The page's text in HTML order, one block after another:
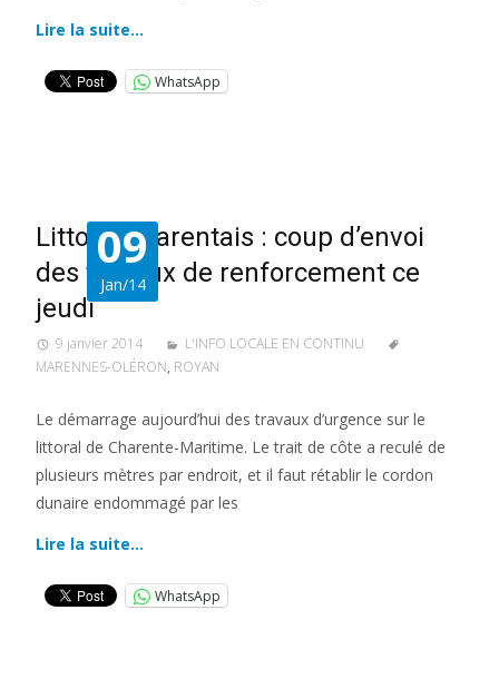
Lire la suite…
WhatsApp
09
Jan/14
Littoral charentais : coup d’envoi
des travaux de renforcement ce
jeudi
9 janvier 2014
L'INFO LOCALE EN CONTINU
MARENNES-OLÉRON, ROYAN
Le démarrage aujourd’hui des travaux d’urgence sur le
littoral de Charente-Maritime. Le trait de côte a reculé de
plusieurs mètres par endroit, et il faut rétablir le cordon
dunaire endommagé par les
Lire la suite…
WhatsApp